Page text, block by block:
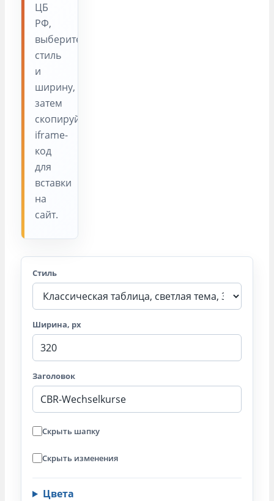
ЦБ
РФ,
выберите
стиль
и
ширину,
затем
скопируйте
iframe-
код
для
вставки
на
сайт.
Стиль
Ширина, px
Заголовок
Скрыть шапку
Скрыть изменения
Цвета